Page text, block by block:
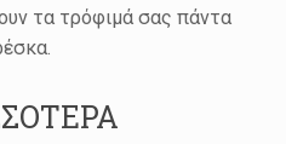
τα τρόφιμά σας πάντα